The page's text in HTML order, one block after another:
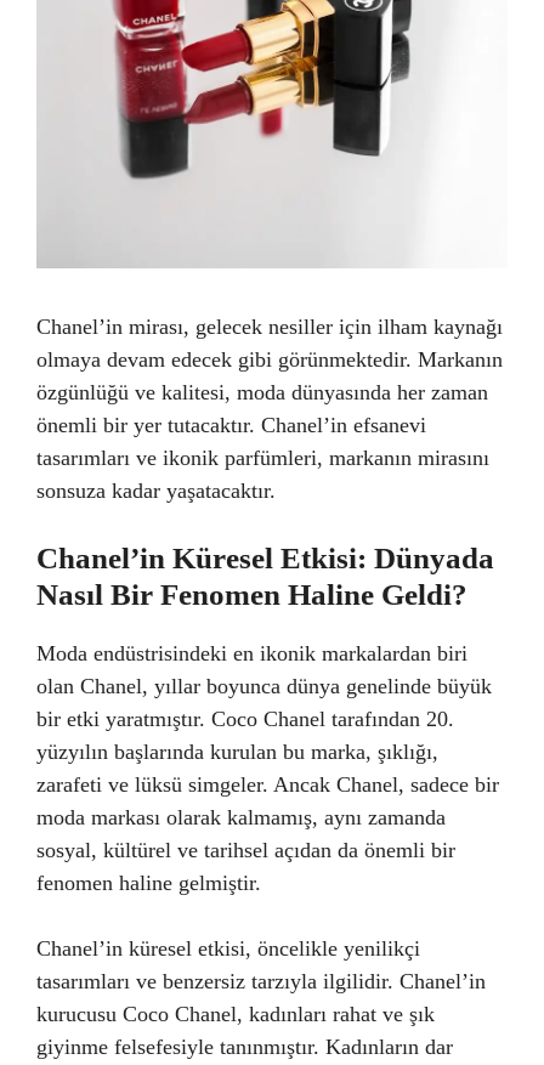
Chanel’in mirası, gelecek nesiller için ilham kaynağı
olmaya devam edecek gibi görünmektedir. Markanın
özgünlüğü ve kalitesi, moda dünyasında her zaman
önemli bir yer tutacaktır. Chanel’in efsanevi
tasarımları ve ikonik parfümleri, markanın mirasını
sonsuza kadar yaşatacaktır.
Chanel’in Küresel Etkisi: Dünyada
Nasıl Bir Fenomen Haline Geldi?
Moda endüstrisindeki en ikonik markalardan biri
olan Chanel, yıllar boyunca dünya genelinde büyük
bir etki yaratmıştır. Coco Chanel tarafından 20.
yüzyılın başlarında kurulan bu marka, şıklığı,
zarafeti ve lüksü simgeler. Ancak Chanel, sadece bir
moda markası olarak kalmamış, aynı zamanda
sosyal, kültürel ve tarihsel açıdan da önemli bir
fenomen haline gelmiştir.
Chanel’in küresel etkisi, öncelikle yenilikçi
tasarımları ve benzersiz tarzıyla ilgilidir. Chanel’in
kurucusu Coco Chanel, kadınları rahat ve şık
giyinme felsefesiyle tanınmıştır. Kadınların dar